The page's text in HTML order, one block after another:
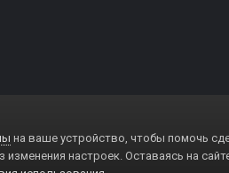
на ваше устройство, чтобы помочь
изменения настроек. Оставаясь на